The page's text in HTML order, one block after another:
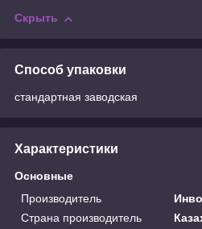
Скрыть
Способ упаковки
стандартная заводская
Характеристики
Основные
Производитель
Страна производитель